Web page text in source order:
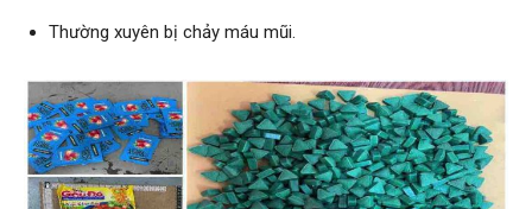
Thường xuyên bị chảy máu mũi.